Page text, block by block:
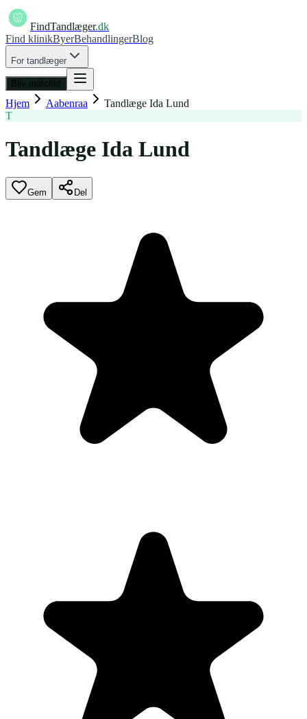
FindTandlæger.dk
Find klinikByerBehandlingerBlog
For tandlæger
Bliv matchet
Hjem Aabenraa
Tandlæge Ida Lund
T
Tandlæge Ida Lund
Gem Del